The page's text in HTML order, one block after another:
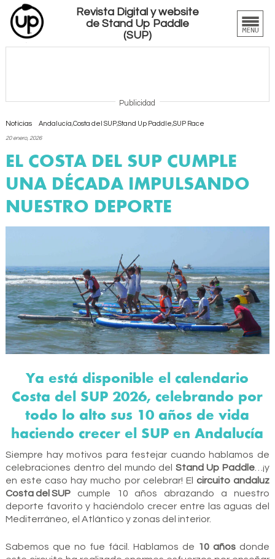
Revista Digital y website
de Stand Up Paddle
(SUP)
Publicidad
Noticias Andalucía,Costa del SUP,Stand Up Paddle,SUP Race
20 enero, 2026
EL COSTA DEL SUP CUMPLE
UNA DÉCADA IMPULSANDO
NUESTRO DEPORTE
Ya está disponible el calendario
Costa del SUP 2026, celebrando por
todo lo alto sus 10 años de vida
haciendo crecer el SUP en Andalucía
Siempre hay motivos para festejar cuando hablamos de
celebraciones dentro del mundo del Stand Up Paddle …¡y
en este caso hay mucho por celebrar! El circuito andaluz
Costa del SUPcumple 10 años abrazando a nuestro
deporte favorito y haciéndolo crecer entre las aguas del
Mediterráneo, el Atlántico y zonas del interior.
Sabemos que no fue fácil. Hablamos de 10 años donde